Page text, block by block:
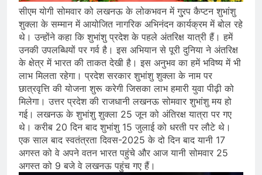
सीएम योगी सोमवार को लखनऊ के लोकभवन में गु्रप कैप्टन शुभांशु
शुक्ला के सम्मान में आयोजित नागरिक अभिनंदन कार्यक्रम में बोल रहे
थे। उन्होंने कहा कि शुभांशु प्रदेश के पहले अंतरिक्ष यात्री हैं। हमें
उनकी उपलब्धियों पर गर्व है। इस अभियान से पूरी दुनिया ने अंतरिक्ष
के क्षेत्र में भारत की ताकत देखी है। इस अनुभव का हमें भविष्य में भी
लाभ मिलता रहेगा। प्रदेश सरकार शुभांशु शुक्ला के नाम पर
छात्रवृत्ति की योजना शुरू करेगी जिसका लाभ हमारी युवा पीढ़ी को
मिलेगा। उत्तर प्रदेश की राजधानी लखनऊ सोमवार शुभांशु मय हो
गई। लखनऊ के शुभांशु शुक्ला 25 जून को अंतिरक्ष यात्रा पर गए
थे। करीब 20 दिन बाद शुभांशु 15 जुलाई को धरती पर लौटे थे।
एक साल बाद स्वतंत्रता दिवस-2025 के दो दिन बाद यानी 17
अगस्त को वे अपने वतन भारत पहुंचे और आज यानी सोमवार 25
अगस्त को 9 बजे वे लखनऊ पहुंच गए हैं।